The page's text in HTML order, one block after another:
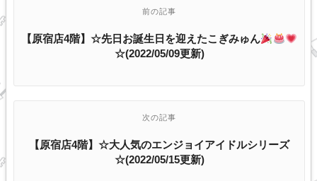
前の記事
【原宿店4階】☆先日お誕生日を迎えたこぎみゅん
☆(2022/05/09更新)
次の記事
【原宿店4階】☆大人気のエンジョイアイドルシリーズ
☆(2022/05/15更新)